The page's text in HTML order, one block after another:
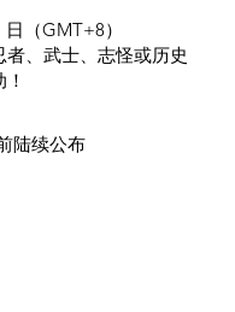
（GMT+8）
、武士、志怪或历史
陆续公布